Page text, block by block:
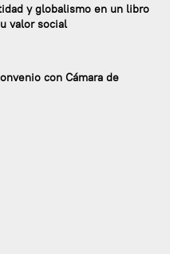
y globalismo en un libro
valor social
con Cámara de